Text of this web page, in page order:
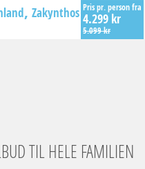
Zakynthos Pris pr. person fra
4.299 kr
5.099 kr
TIL HELE FAMILIEN